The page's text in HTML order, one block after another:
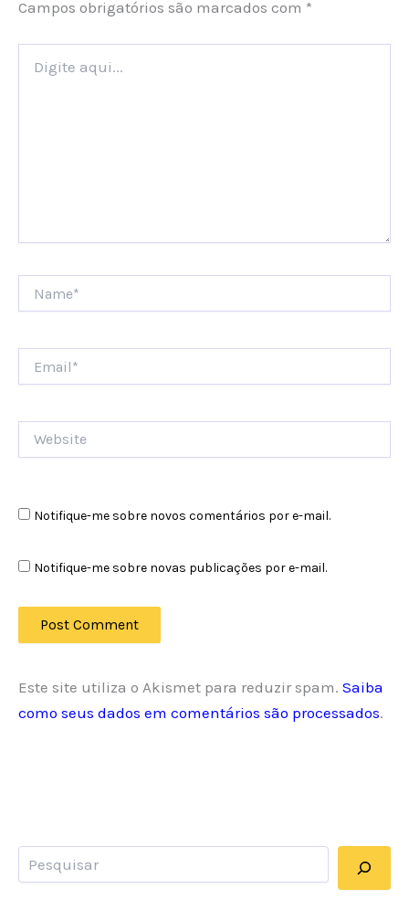
Campos obrigatórios são marcados com *
aqui...
Notifique-me sobre novos comentários por e-mail.
Notifique-me sobre novas publicações por e-mail.
Este site utiliza o Akismet para reduzir spam. Saiba
como seus dados em comentários são processados.